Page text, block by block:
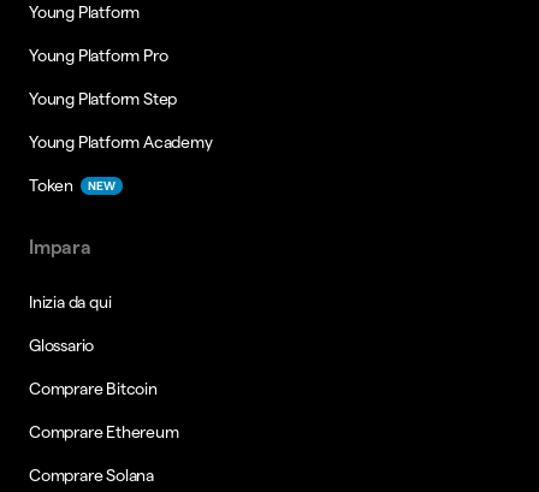
Young Platform
Young Platform Pro
Young Platform Step
Young Platform Academy
Token NEW
Impara
Inizia da qui
Glossario
Comprare Bitcoin
Comprare Ethereum
Comprare Solana